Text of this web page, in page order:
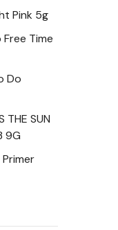
Pink 5g
Time
Do
THE SUN
9G